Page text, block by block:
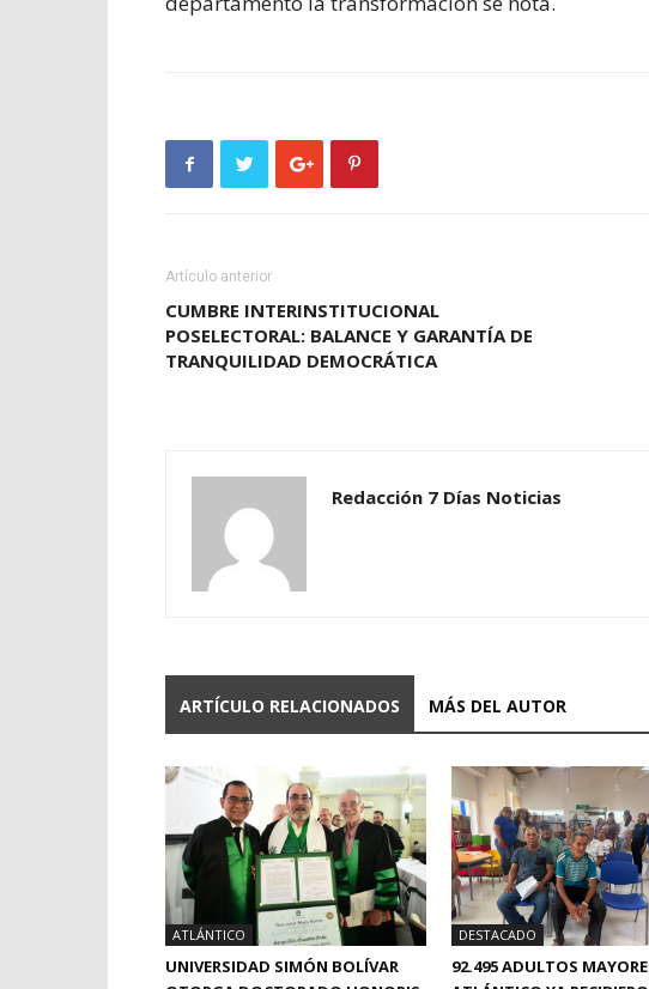
Artículo anterior
CUMBRE INTERINSTITUCIONAL
POSELECTORAL: BALANCE Y GARANTÍA DE
TRANQUILIDAD DEMOCRÁTICA
Redacción 7 Días Noticias
ARTÍCULO RELACIONADOS MÁS DEL AUTOR
ATLÁNTICO
UNIVERSIDAD SIMÓN BOLÍVAR
DESTACADO
92.495 ADULTOS